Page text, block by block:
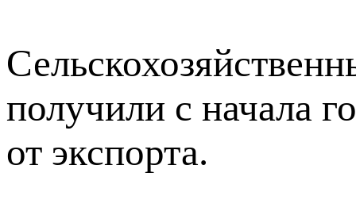
получили с начала
от экспорта.